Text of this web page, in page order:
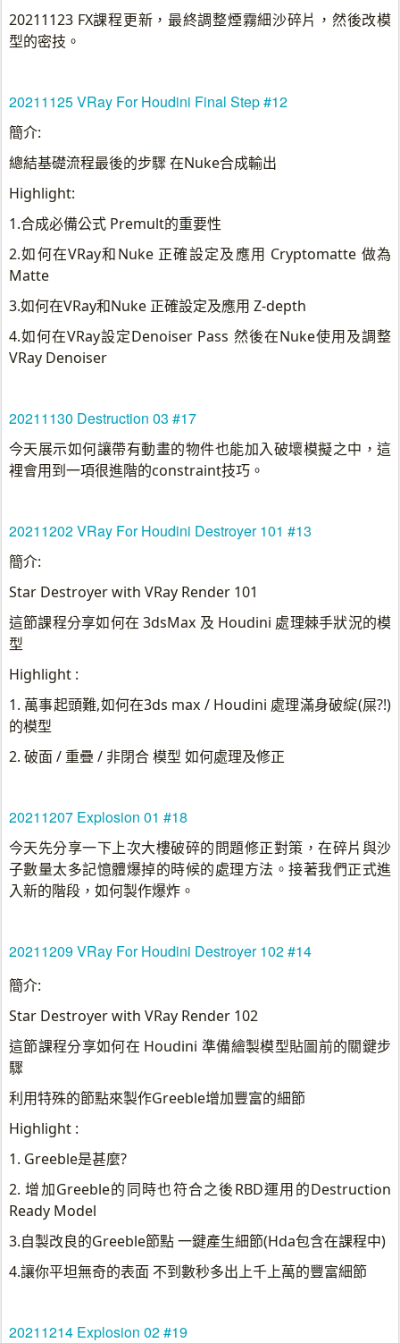
20211123 FX課程更新，最終調整煙霧細沙碎片，然後改模
型的密技。
20211125 VRay For Houdini Final Step #12
簡介:
總結基礎流程最後的步驟 在Nuke合成輸出
Highlight:
1.合成必備公式 Premult的重要性
2.如何在VRay和Nuke 正確設定及應用 Cryptomatte 做為
Matte
3.如何在VRay和Nuke 正確設定及應用 Z-depth
4.如何在VRay設定Denoiser Pass 然後在Nuke使用及調整
VRay Denoiser
20211130 Destruction 03 #17
今天展示如何讓帶有動畫的物件也能加入破壞模擬之中，這
裡會用到一項很進階的constraint技巧。
20211202 VRay For Houdini Destroyer 101 #13
簡介:
Star Destroyer with VRay Render 101
這節課程分享如何在 3dsMax 及 Houdini 處理棘手狀況的模
型
Highlight :
1. 萬事起頭難,如何在3ds max / Houdini 處理滿身破綻(屎?!)
的模型
2. 破面 / 重疊 / 非閉合 模型 如何處理及修正
20211207 Explosion 01 #18
今天先分享一下上次大樓破碎的問題修正對策，在碎片與沙
子數量太多記憶體爆掉的時候的處理方法。接著我們正式進
入新的階段，如何製作爆炸。
20211209 VRay For Houdini Destroyer 102 #14
簡介:
Star Destroyer with VRay Render 102
這節課程分享如何在 Houdini 準備繪製模型貼圖前的關鍵步
驟
利用特殊的節點來製作Greeble增加豐富的細節
Highlight :
1. Greeble是甚麼?
2. 增加Greeble的同時也符合之後RBD運用的Destruction
Ready Model
3.自製改良的Greeble節點 一鍵產生細節(Hda包含在課程中)
4.讓你平坦無奇的表面 不到數秒多出上千上萬的豐富細節
20211214 Explosion 02 #19